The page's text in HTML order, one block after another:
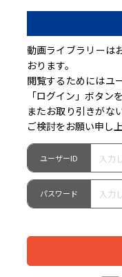
動画ライブラリーは
おります。
閲覧するためにはユ
「ログイン」ボタン
またお取り引きがな
ご検討をお願い申し上
ユーザーID
パスワード